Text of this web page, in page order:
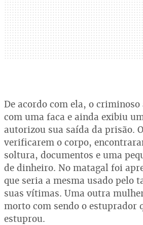
De acordo com ela, o
com uma faca e ainda exibiu
autorizou sua saída da prisão.
verificarem o corpo,
soltura, documentos e uma
de dinheiro. No matagal foi
que seria a mesma usado pelo
suas vítimas. Uma outra
morto com sendo o estuprador
estuprou.